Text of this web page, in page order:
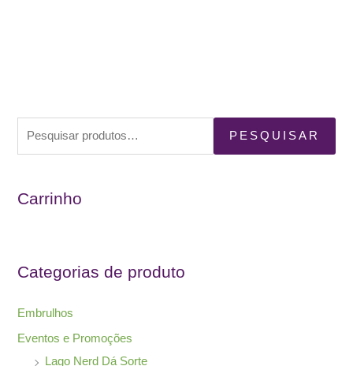
q
s
r
p
PESQUISAR
Carrinho
Categorias de produto
Embrulhos
Eventos e Promoções
Lago Nerd Dá Sorte